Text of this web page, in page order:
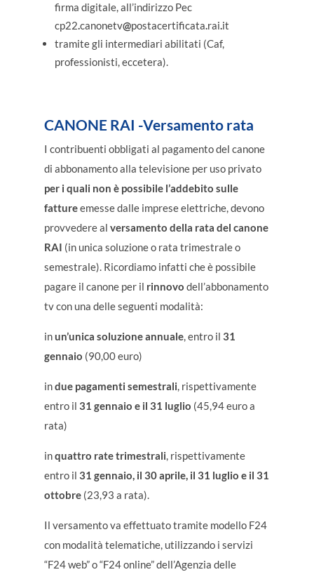
firma digitale, all’indirizzo Pec
cp22.canonetv@postacertificata.rai.it
tramite gli intermediari abilitati (Caf,
professionisti, eccetera).
CANONE RAI -Versamento rata
I contribuenti obbligati al pagamento del canone
di abbonamento alla televisione per uso privato
per i quali non è possibile l’addebito sulle
fattureemesse dalle imprese elettriche, devono
provvedere al versamento della rata del canone
RAI (in unica soluzione o rata trimestrale o
semestrale). Ricordiamo infatti che è possibile
pagare il canone per il rinnovo dell’abbonamento
tv con una delle seguenti modalità:
inun’unica soluzione annuale, entro il 31
gennaio (90,00 euro)
indue pagamenti semestrali, rispettivamente
entro il 31 gennaio e il 31 luglio (45,94 euro a
rata)
inquattro rate trimestrali, rispettivamente
entro il 31 gennaio, il 30 aprile, il 31 luglio e il 31
ottobre (23,93 a rata).
Il versamento va effettuato tramite modello F24
con modalità telematiche, utilizzando i servizi
“F24 web” o “F24 online” dell’Agenzia delle